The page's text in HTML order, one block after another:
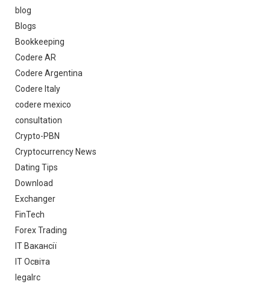
blog
Blogs
Bookkeeping
Codere AR
Codere Argentina
Codere Italy
codere mexico
consultation
Crypto-PBN
Cryptocurrency News
Dating Tips
Download
Exchanger
FinTech
Forex Trading
IT Вакансії
IT Освіта
legalrc